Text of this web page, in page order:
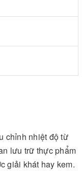
chỉnh nhiệt độ từ
lưu trữ thực phẩm
giải khát hay kem.